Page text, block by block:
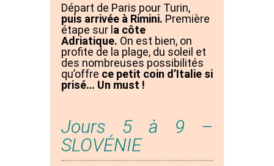
Départ de Paris pour Turin,
puis arrivée à Rimini. Première
étape sur l a côte
Adriatique. On est bien, on
profite de la plage, du soleil et
des nombreuses possibilités
qu’offre ce petit coin d’Italie si
prisé… Un must !
Jours 5 à 9 –
SLOVÉNIE